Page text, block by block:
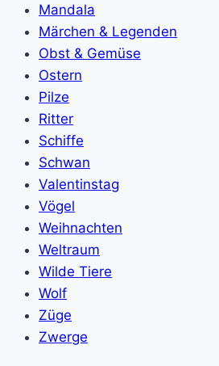
Mandala
Märchen & Legenden
Obst & Gemüse
Ostern
Pilze
Ritter
Schiffe
Schwan
Valentinstag
Vögel
Weihnachten
Weltraum
Wilde Tiere
Wolf
Züge
Zwerge